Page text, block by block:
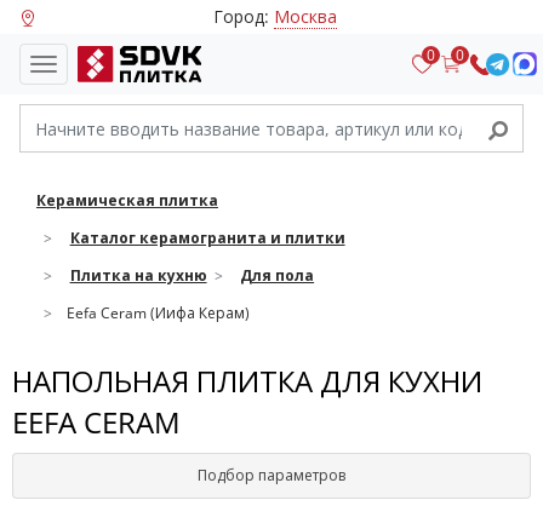
Город: Москва
0 0
Керамическая плитка
Каталог керамогранита и плитки
Плитка на кухню
Для пола
Eefa Ceram (Иифа Керам)
НАПОЛЬНАЯ ПЛИТКА ДЛЯ КУХНИ
EEFA CERAM
Подбор параметров